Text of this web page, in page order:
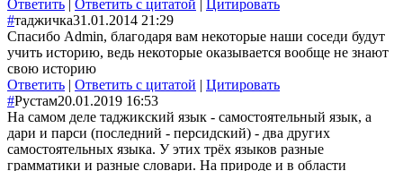
Ответить | Ответить с цитатой | Цитировать
#таджичка31.01.2014 21:29
Спасибо Admin, благодаря вам некоторые наши соседи будут
учить историю, ведь некоторые оказывается вообще не знают
свою историю
Ответить | Ответить с цитатой | Цитировать
#Рустам20.01.2019 16:53
На самом деле таджикский язык - самостоятельный язык, а
дари и парси (последний - персидский) - два других
самостоятельных языка. У этих трёх языков разные
грамматики и разные словари. На природе и в области